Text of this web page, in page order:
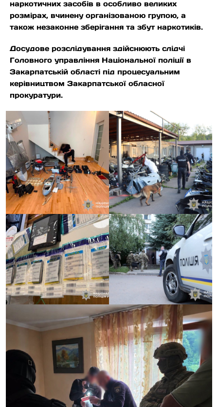
наркотичних засобів в особливо великих
розмірах, вчинену організованою групою, а
також незаконне зберігання та збут наркотиків.
Досудове розслідування здійснюють слідчі
Головного управління Національної поліції в
Закарпатській області під процесуальним
керівництвом Закарпатської обласної
прокуратури.